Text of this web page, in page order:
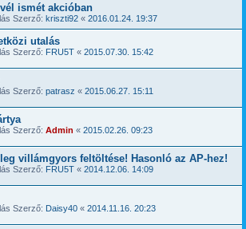
ismét akcióban
Szerző: kriszti92 « 2016.01.24. 19:37
utalás
Szerző: FRU5T « 2015.07.30. 15:42
Szerző: patrasz « 2015.06.27. 15:11
Szerző: Admin « 2015.02.26. 09:23
villámgyors feltöltése! Hasonló az AP-hez!
Szerző: FRU5T « 2014.12.06. 14:09
Szerző: Daisy40 « 2014.11.16. 20:23